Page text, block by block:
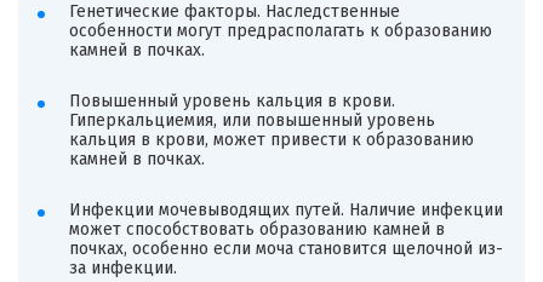
Генетические факторы. Наследственные
особенности могут предрасполагать к образованию
камней в почках.
Повышенный уровень кальция в крови.
Гиперкальциемия, или повышенный уровень
кальция в крови, может привести к образованию
камней в почках.
Инфекции мочевыводящих путей. Наличие инфекции
может способствовать образованию камней в
почках, особенно если моча становится щелочной из-
за инфекции.